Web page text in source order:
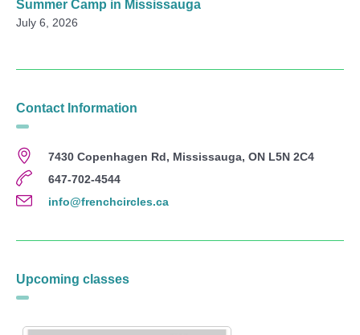
Summer Camp in Mississauga
July 6, 2026
Contact Information
7430 Copenhagen Rd, Mississauga, ON L5N 2C4
647-702-4544
info@frenchcircles.ca
Upcoming classes